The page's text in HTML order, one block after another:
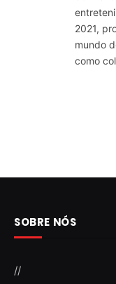
2021,
mundo
como
SOBRE NÓS
//